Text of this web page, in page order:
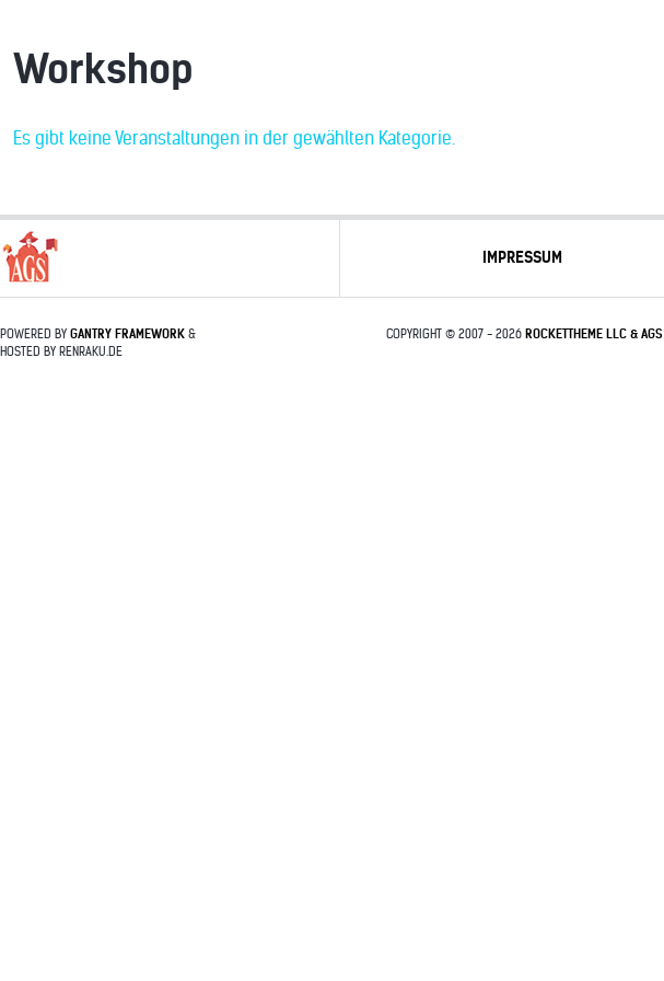
Workshop
Es gibt keine Veranstaltungen in der gewählten Kategorie.
IMPRESSUM
POWERED BY GANTRY FRAMEWORK &
HOSTED BY RENRAKU.DE
COPYRIGHT © 2007 - 2026 ROCKETTHEME LLC & AGS